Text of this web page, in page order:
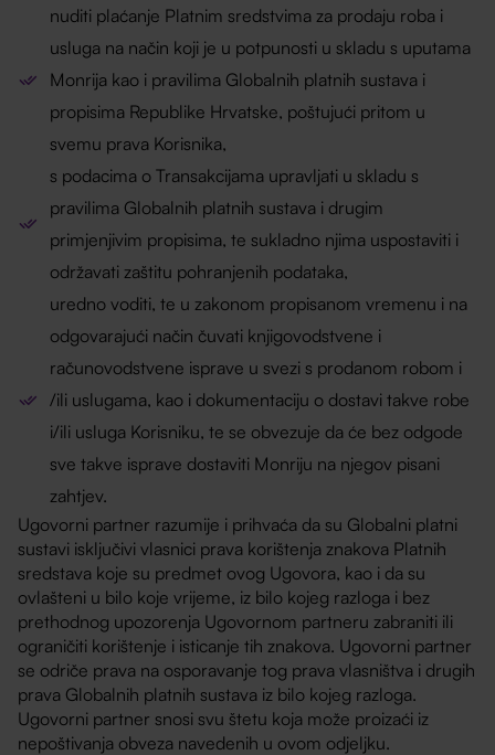
nuditi plaćanje Platnim sredstvima za prodaju roba i
usluga na način koji je u potpunosti u skladu s uputama
Monrija kao i pravilima Globalnih platnih sustava i
propisima Republike Hrvatske, poštujući pritom u
svemu prava Korisnika,
s podacima o Transakcijama upravljati u skladu s
pravilima Globalnih platnih sustava i drugim
primjenjivim propisima, te sukladno njima uspostaviti i
održavati zaštitu pohranjenih podataka,
uredno voditi, te u zakonom propisanom vremenu i na
odgovarajući način čuvati knjigovodstvene i
računovodstvene isprave u svezi s prodanom robom i
/ili uslugama, kao i dokumentaciju o dostavi takve robe
i/ili usluga Korisniku, te se obvezuje da će bez odgode
sve takve isprave dostaviti Monriju na njegov pisani
zahtjev.
Ugovorni partner razumije i prihvaća da su Globalni platni
sustavi isključivi vlasnici prava korištenja znakova Platnih
sredstava koje su predmet ovog Ugovora, kao i da su
ovlašteni u bilo koje vrijeme, iz bilo kojeg razloga i bez
prethodnog upozorenja Ugovornom partneru zabraniti ili
ograničiti korištenje i isticanje tih znakova. Ugovorni partner
se odriče prava na osporavanje tog prava vlasništva i drugih
prava Globalnih platnih sustava iz bilo kojeg razloga.
Ugovorni partner snosi svu štetu koja može proizaći iz
nepoštivanja obveza navedenih u ovom odjeljku.